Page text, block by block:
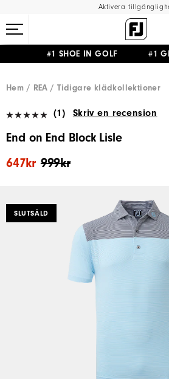
Aktivera
#1 SHOE IN GOLF #1
Hem
REA Tidigare klädkollektioner
(1) Skriv en recension
End on End Block Lisle
999kr
647kr
SLUTSÅLD